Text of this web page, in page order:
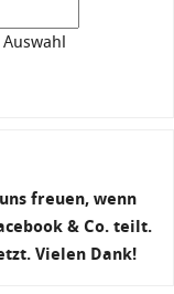
freuen, wenn
& Co. teilt.
Vielen Dank!